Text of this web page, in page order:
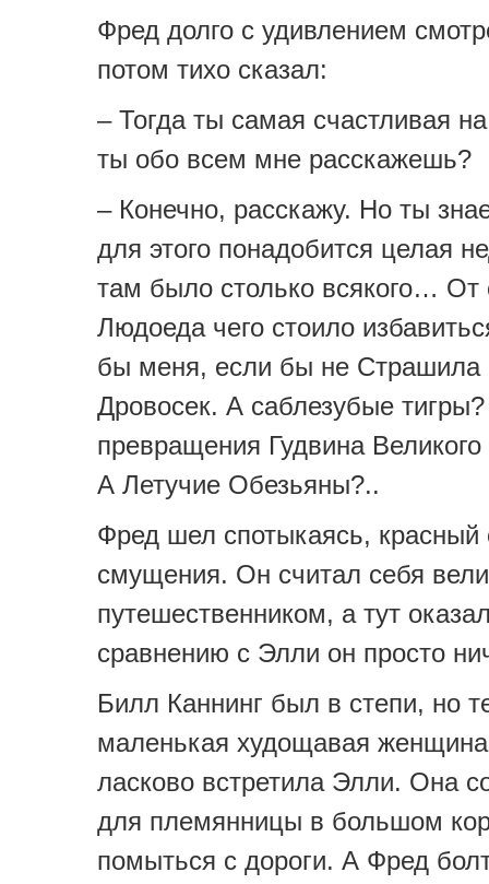
Фред долго с удивлением
потом тихо сказал:
– Тогда ты самая счастливая
ты обо всем мне расскажешь?
– Конечно, расскажу. Но ты
для этого понадобится целая
там было столько всякого… От
Людоеда чего стоило
бы меня, если бы не
Дровосек. А саблезубые
превращения Гудвина
А Летучие Обезьяны?..
Фред шел спотыкаясь, красный
смущения. Он считал себя
путешественником, а тут
сравнению с Элли он просто
Билл Каннинг был в степи, но
маленькая худощавая
ласково встретила Элли. Она
для племянницы в большом
помыться с дороги. А Фред